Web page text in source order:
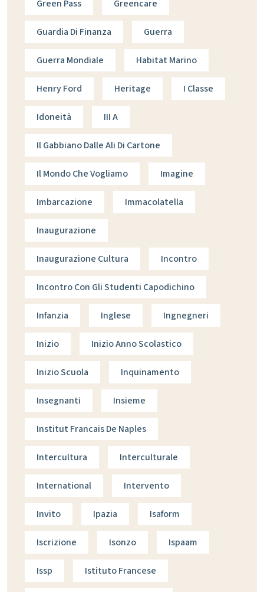
Green Pass Greencare
Guardia Di Finanza Guerra
Guerra Mondiale Habitat Marino
Henry Ford Heritage I Classe
Idoneità III A
Il Gabbiano Dalle Ali Di Cartone
Il Mondo Che Vogliamo Imagine
Imbarcazione Immacolatella
Inaugurazione
Inaugurazione Cultura Incontro
Incontro Con Gli Studenti Capodichino
Infanzia Inglese Ingnegneri
Inizio Inizio Anno Scolastico
Inizio Scuola Inquinamento
Insegnanti Insieme
Institut Francais De Naples
Intercultura Interculturale
International Intervento
Invito Ipazia Isaform
Iscrizione Isonzo Ispaam
Issp Istituto Francese